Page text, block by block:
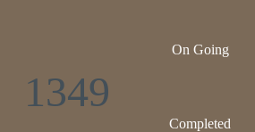
On Going
1349
Completed